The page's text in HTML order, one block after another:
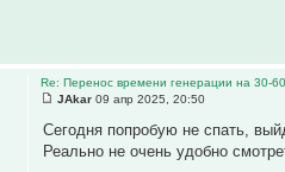
Re: Перенос времени генерации на 30-
JAkar 09 апр 2025, 20:50
Сегодня попробую не спать,
Реально не очень удобно